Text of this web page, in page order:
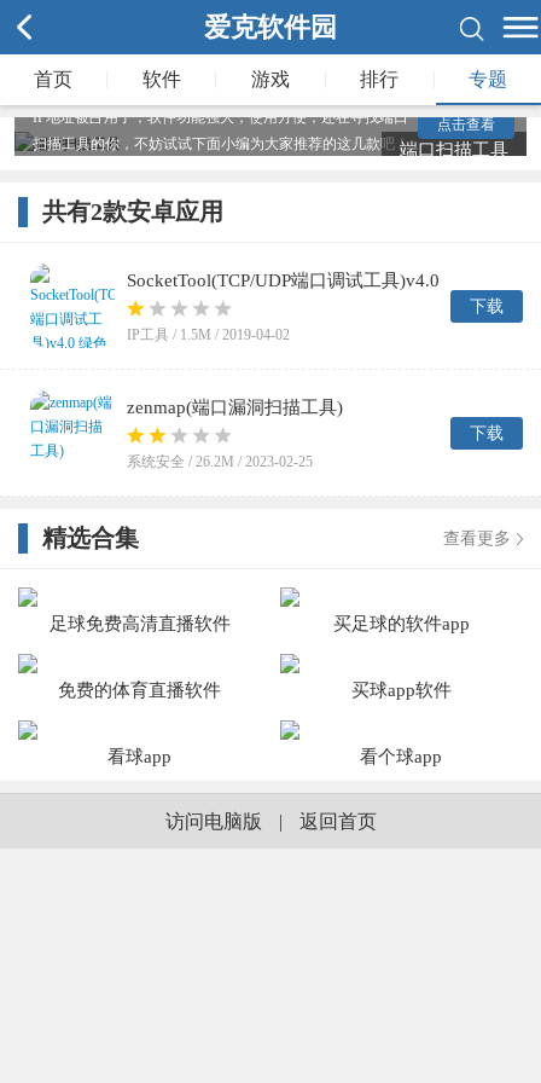
爱克软件园
首页 软件 游戏 排行 专题
端口扫描工具
端口扫描工具有哪些？端口扫描工具是一款电脑IP端口扫描
否是正常开放可以使用的，有了端口扫描工具再也不用担心
IP地址被占用了，软件功能强大，使用方便，还在寻找端口
扫描工具的你，不妨试试下面小编为大家推荐的这几款吧！
点击查看
共有2款安卓应用
SocketTool(TCP/UDP端口调试工具)v4.0
绿色版
IP工具 / 1.5M / 2019-04-02
下载
zenmap(端口漏洞扫描工具)
系统安全 / 26.2M / 2023-02-25
下载
精选合集 查看更多
足球免费高清直播软件 买足球的软件app
免费的体育直播软件 买球app软件
看球app 看个球app
访问电脑版 | 返回首页